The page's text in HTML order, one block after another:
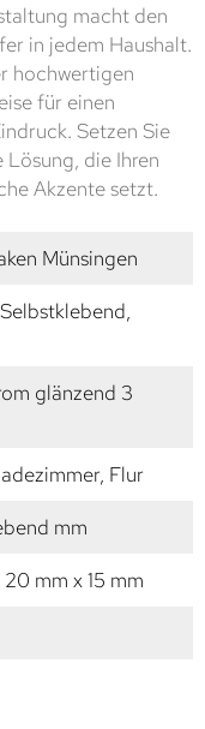
macht den
in jedem Haushalt.
hochwertigen
für einen
Setzen Sie
die Ihren
Akzente setzt.
Münsingen
glänzend 3
Flur
mm
mm x 15 mm